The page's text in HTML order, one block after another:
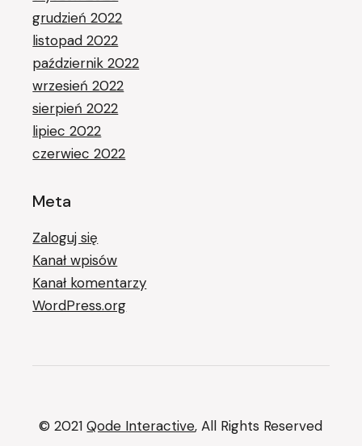
grudzień 2022
listopad 2022
październik 2022
wrzesień 2022
sierpień 2022
lipiec 2022
czerwiec 2022
Meta
Zaloguj się
Kanał wpisów
Kanał komentarzy
WordPress.org
© 2021Qode Interactive, All Rights Reserved